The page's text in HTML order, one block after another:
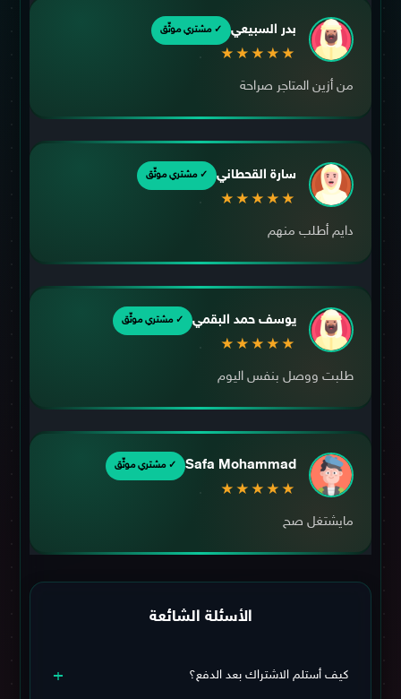
بدر السبيعي ✓ مشتري موثّق
★★★★★
من أزين المتاجر صراحة
سارة القحطاني ✓ مشتري موثّق
★★★★★
دايم أطلب منهم
يوسف حمد البقمي ✓ مشتري موثّق
★★★★★
طلبت ووصل بنفس اليوم
Safa Mohammad ✓ مشتري موثّق
★★★★★
مايشتغل صح
الأسئلة الشائعة
كيف أستلم الاشتراك بعد الدفع؟ +